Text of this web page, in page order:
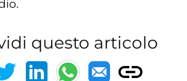
questo articolo